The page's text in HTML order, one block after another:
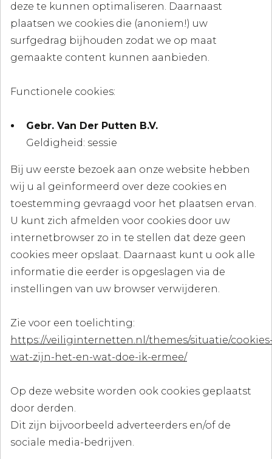
deze te kunnen optimaliseren. Daarnaast
plaatsen we cookies die (anoniem!) uw
surfgedrag bijhouden zodat we op maat
gemaakte content kunnen aanbieden.
Functionele cookies:
Gebr. Van Der Putten B.V.
Geldigheid: sessie
Bij uw eerste bezoek aan onze website hebben
wij u al geïnformeerd over deze cookies en
toestemming gevraagd voor het plaatsen ervan.
U kunt zich afmelden voor cookies door uw
internetbrowser zo in te stellen dat deze geen
cookies meer opslaat. Daarnaast kunt u ook alle
informatie die eerder is opgeslagen via de
instellingen van uw browser verwijderen.
Zie voor een toelichting:
https://veiliginternetten.nl/themes/situatie/
wat-zijn-het-en-wat-doe-ik-ermee/
Op deze website worden ook cookies geplaatst
door derden.
Dit zijn bijvoorbeeld adverteerders en/of de
sociale media-bedrijven.